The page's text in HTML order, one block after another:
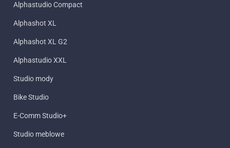
Alphastudio Compact
Alphashot XL
Alphashot XL G2
Alphastudio XXL
Studio mody
Bike Studio
E-Comm Studio+
Studio meblowe